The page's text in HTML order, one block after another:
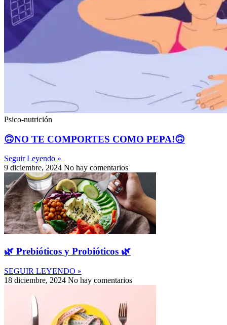
Psico-nutrición
🙃NO TE COMPORTES COMO PEPA!🙃
Seguir Leyendo »
9 diciembre, 2024 No hay comentarios
🌿 Prebióticos y Probióticos 🌿
SEGUIR LEYENDO »
18 diciembre, 2024 No hay comentarios